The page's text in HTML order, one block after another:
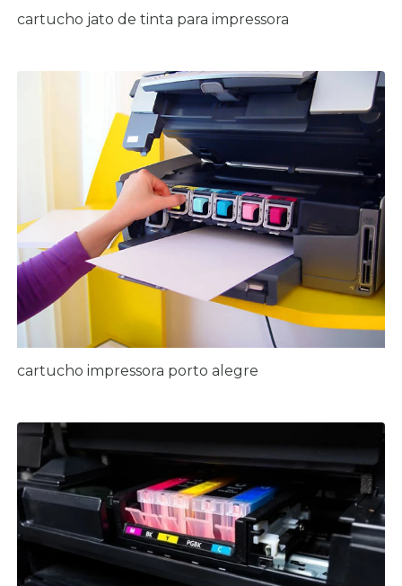
cartucho jato de tinta para impressora
cartucho impressora porto alegre